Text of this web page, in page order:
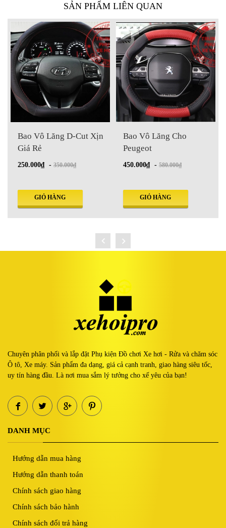
SẢN PHẨM LIÊN QUAN
Bao Vô Lăng D-Cut Xịn
Giá Rẻ
250.000₫ - 350.000₫
GIỎ HÀNG
Bao Vô Lăng Cho
Peugeot
450.000₫ - 580.000₫
GIỎ HÀNG
Chuyên phân phối và lắp đặt Phụ kiện Đồ chơi Xe hơi - Rửa và chăm sóc
Ô tô, Xe máy. Sản phẩm đa dạng, giá cả cạnh tranh, giao hàng siêu tốc,
uy tín hàng đầu. Là nơi mua sắm lý tưởng cho xế yêu của bạn!
DANH MỤC
Hướng dẫn mua hàng
Hướng dẫn thanh toán
Chính sách giao hàng
Chính sách bảo hành
Chính sách đổi trả hàng